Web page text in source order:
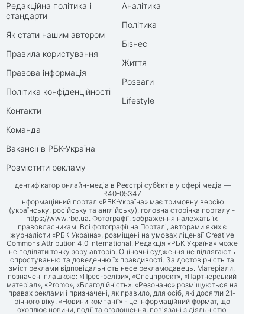
Редакційна політика і
стандарти
Як стати нашим автором
Правила користування
Правова інформація
Політика конфіденційності
Контакти
Команда
Вакансії в РБК-Україна
Розмістити рекламу
Аналітика
Політика
Бізнес
Життя
Розваги
Lifestyle
Ідентифікатор онлайн-медіа в Реєстрі суб’єктів у сфері медіа —
R40-05347
Інформаційний портал «РБК-Україна» має тримовну версію
(українську, російську та англійську), головна сторінка порталу -
https://www.rbc.ua. Фотографії, зображення належать їх
правовласникам. Всі фотографії на Порталі, авторами яких є
журналісти «РБК-Україна», розміщені на умовах ліцензії Creative
Commons Attribution 4.0 International. Редакція «РБК-Україна» може
не поділяти точку зору авторів. Оціночні судження не підлягають
спростуванню та доведенню їх правдивості. За достовірність та
зміст реклами відповідальність несе рекламодавець. Матеріали,
позначені плашкою: «Прес-релізи», «Спецпроект», «Партнерський
матеріал», «Promo», «Благодійність», «Резонанс» розміщуються на
правах реклами і призначені, як правило, для осіб, які досягли 21-
річного віку. «Новини компанії» - це інформаційний формат, що
охоплює новини, події та оголошення, пов'язані з діяльністю